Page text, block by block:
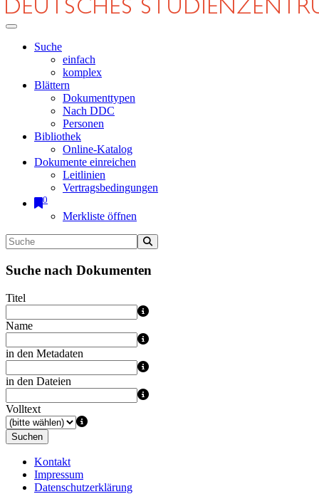
Suche
einfach
komplex
Blättern
Dokumenttypen
Nach DDC
Personen
Bibliothek
Online-Katalog
Dokumente einreichen
Leitlinien
Vertragsbedingungen
0
Merkliste öffnen
Suche nach Dokumenten
Titel
Name
in den Metadaten
in den Dateien
Volltext
Suchen
Kontakt
Impressum
Datenschutzerklärung